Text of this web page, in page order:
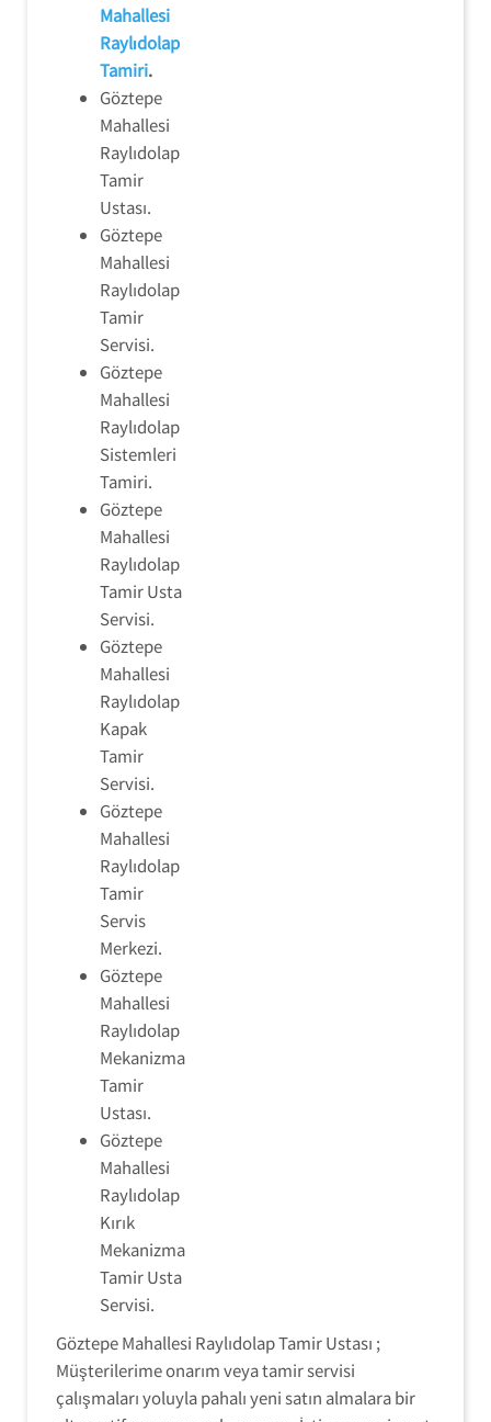
Mahallesi
Raylıdolap
Tamiri.
Göztepe
Mahallesi
Raylıdolap
Tamir
Ustası.
Göztepe
Mahallesi
Raylıdolap
Tamir
Servisi.
Göztepe
Mahallesi
Raylıdolap
Sistemleri
Tamiri.
Göztepe
Mahallesi
Raylıdolap
Tamir Usta
Servisi.
Göztepe
Mahallesi
Raylıdolap
Kapak
Tamir
Servisi.
Göztepe
Mahallesi
Raylıdolap
Tamir
Servis
Merkezi.
Göztepe
Mahallesi
Raylıdolap
Mekanizma
Tamir
Ustası.
Göztepe
Mahallesi
Raylıdolap
Kırık
Mekanizma
Tamir Usta
Servisi.
Göztepe Mahallesi Raylıdolap Tamir Ustası ;
Müşterilerime onarım veya tamir servisi
çalışmaları yoluyla pahalı yeni satın almalara bir